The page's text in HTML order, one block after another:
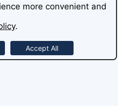
more convenient and
.
Accept All